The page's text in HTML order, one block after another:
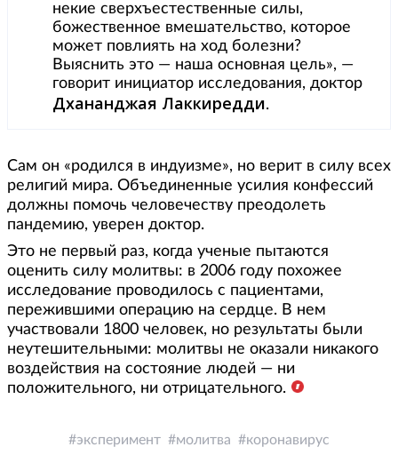
некие сверхъестественные силы,
божественное вмешательство, которое
может повлиять на ход болезни?
Выяснить это — наша основная цель», —
говорит инициатор исследования, доктор
Дхананджая Лаккиредди.
Сам он «родился в индуизме», но верит в силу всех
религий мира. Объединенные усилия конфессий
должны помочь человечеству преодолеть
пандемию, уверен доктор.
Это не первый раз, когда ученые пытаются
оценить силу молитвы: в 2006 году похожее
исследование проводилось с пациентами,
пережившими операцию на сердце. В нем
участвовали 1800 человек, но результаты были
неутешительными: молитвы не оказали никакого
воздействия на состояние людей — ни
положительного, ни отрицательного.
эксперимент молитва коронавирус